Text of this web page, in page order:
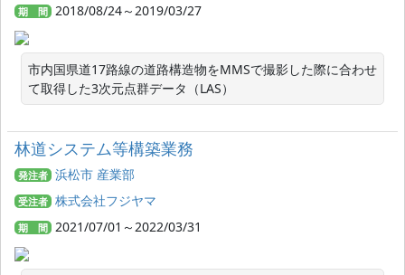
期 間 2018/08/24～2019/03/27
市内国県道17路線の道路構造物をMMSで撮影した際に合わせ
て取得した3次元点群データ（LAS）
林道システム等構築業務
発注者 浜松市 産業部
受注者 株式会社フジヤマ
期 間 2021/07/01～2022/03/31